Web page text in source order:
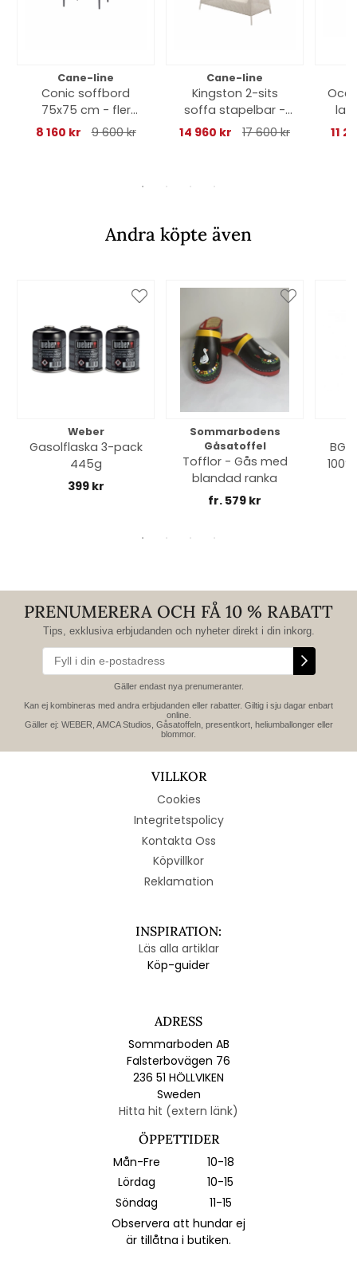
Cane-line
Conic soffbord
75x75 cm - fler
färger
8 160 kr 9 600 kr
Cane-line
Kingston 2-sits
soffa stapelbar -
sand
14 960 kr 17 600 kr
11
Andra köpte även
Weber
Gasolflaska 3-pack
445g
399 kr
Sommarbodens
Gåsatoffel
Tofflor - Gås med
blandad ranka
fr. 579 kr
PRENUMERERA OCH FÅ 10 % RABATT
Tips, exklusiva erbjudanden och nyheter direkt i din inkorg.
Gäller endast nya prenumeranter.
Kan ej kombineras med andra erbjudanden eller rabatter. Giltig i sju dagar enbart
online.
Gäller ej: WEBER, AMCA Studios, Gåsatoffeln, presentkort, heliumballonger eller
blommor.
VILLKOR
Cookies
Integritetspolicy
Kontakta Oss
Köpvillkor
Reklamation
INSPIRATION:
Läs alla artiklar
Köp-guider
ADRESS
Sommarboden AB
Falsterbovägen 76
236 51 HÖLLVIKEN
Sweden
Hitta hit (extern länk)
ÖPPETTIDER
Mån-Fre
10-18
Lördag
10-15
Söndag
11-15
Observera att hundar ej
är tillåtna i butiken.